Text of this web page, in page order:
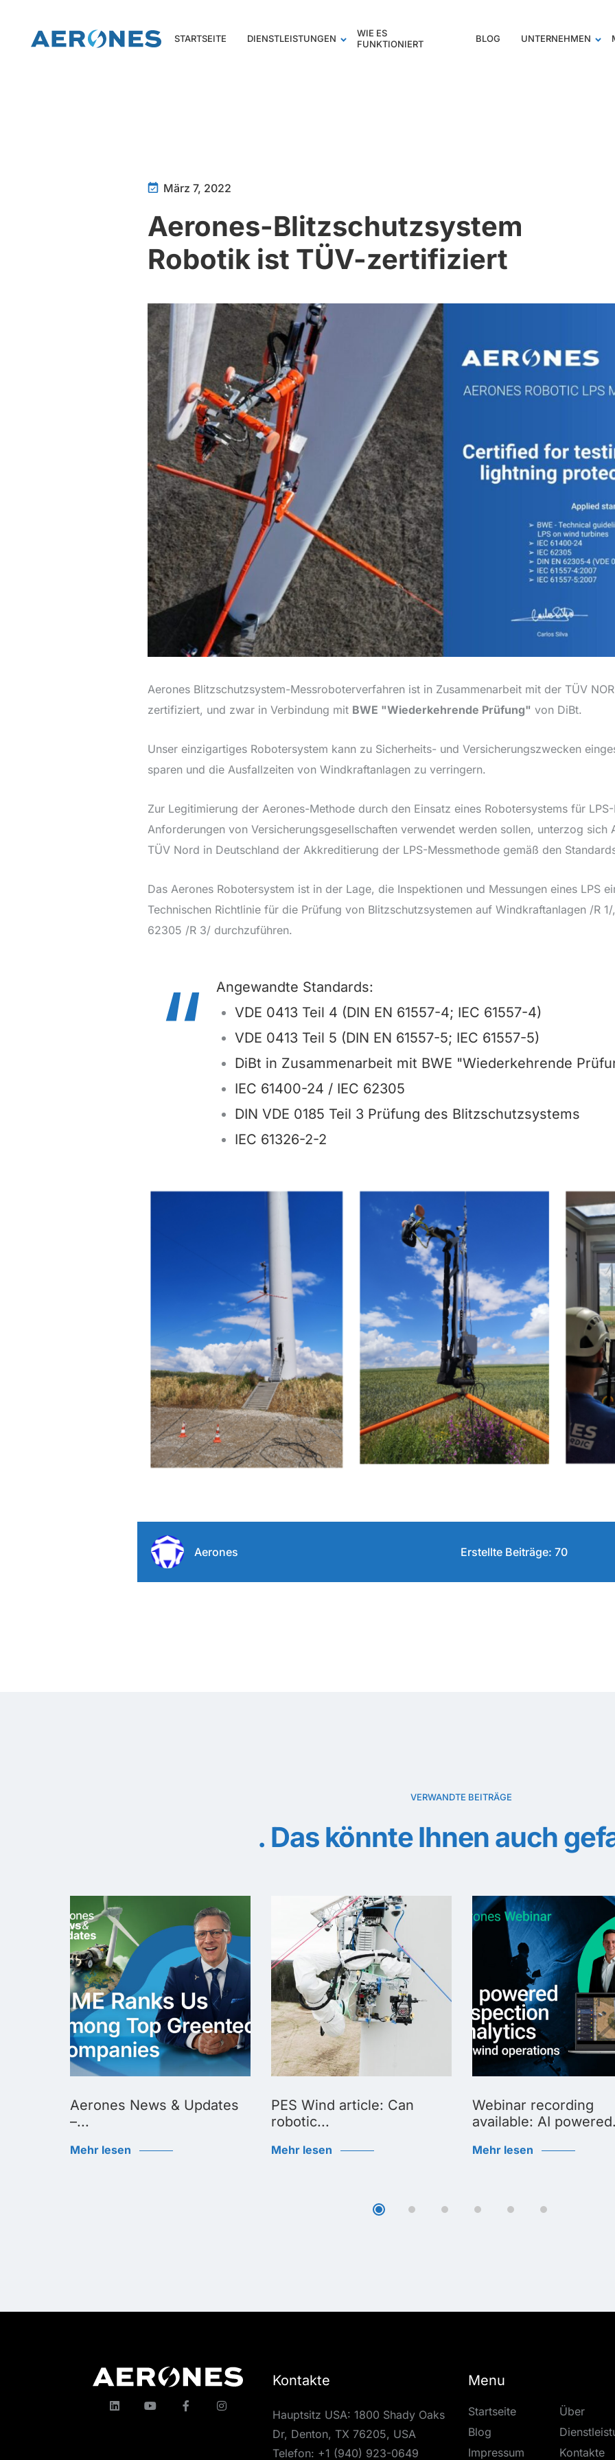
STARTSEITE DIENSTLEISTUNGEN
WIE ES
FUNKTIONIERT
BLOG UNTERNEHMEN
März 7, 2022
Aerones-Blitzschutzsystem
Robotik ist TÜV-zertifiziert
Aerones Blitzschutzsystem-Messroboterverfahren ist in Zusammenarbeit mit der TÜV
zertifiziert, und zwar in Verbindung mit BWE "Wiederkehrende Prüfung" von DiBt.
Unser einzigartiges Robotersystem kann zu Sicherheits- und Versicherungszwecken
sparen und die Ausfallzeiten von Windkraftanlagen zu verringern.
Zur Legitimierung der Aerones-Methode durch den Einsatz eines Robotersystems für
Anforderungen von Versicherungsgesellschaften verwendet werden sollen, unterzog sich
TÜV Nord in Deutschland der Akkreditierung der LPS-Messmethode gemäß den
Das Aerones Robotersystem ist in der Lage, die Inspektionen und Messungen eines LPS
Technischen Richtlinie für die Prüfung von Blitzschutzsystemen auf Windkraftanlagen /R
62305 /R 3/ durchzuführen.
Angewandte Standards:
VDE 0413 Teil 4 (DIN EN 61557-4; IEC 61557-4)
VDE 0413 Teil 5 (DIN EN 61557-5; IEC 61557-5)
DiBt in Zusammenarbeit mit BWE "Wiederkehrende
IEC 61400-24 / IEC 62305
DIN VDE 0185 Teil 3 Prüfung des Blitzschutzsystems
IEC 61326-2-2
Aerones Erstellte Beiträge: 70
VERWANDTE BEITRÄGE
Das könnte Ihnen auch
Aerones News & Updates
–...
Mehr lesen
PES Wind article: Can
robotic...
Mehr lesen
Webinar recording
available: AI
Mehr lesen
Kontakte
Hauptsitz USA: 1800 Shady Oaks
Dr, Denton, TX 76205, USA
Telefon: +1 (940) 923-0649
Menu
Startseite
Über
Blog
Impressum
Kontakte